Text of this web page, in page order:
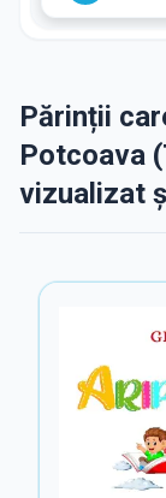
Părinții
Potcoava
vizualizat